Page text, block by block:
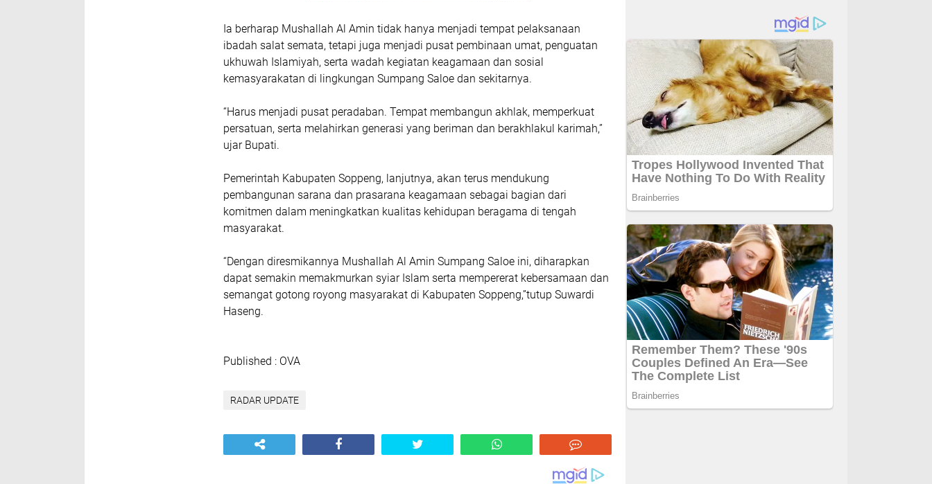
Ia berharap Mushallah Al Amin tidak hanya menjadi tempat pelaksanaan
ibadah salat semata, tetapi juga menjadi pusat pembinaan umat, penguatan
ukhuwah Islamiyah, serta wadah kegiatan keagamaan dan sosial
kemasyarakatan di lingkungan Sumpang Saloe dan sekitarnya.
“Harus menjadi pusat peradaban. Tempat membangun akhlak, memperkuat
persatuan, serta melahirkan generasi yang beriman dan berakhlakul karimah,”
ujar Bupati.
Pemerintah Kabupaten Soppeng, lanjutnya, akan terus mendukung
pembangunan sarana dan prasarana keagamaan sebagai bagian dari
komitmen dalam meningkatkan kualitas kehidupan beragama di tengah
masyarakat.
“Dengan diresmikannya Mushallah Al Amin Sumpang Saloe ini, diharapkan
dapat semakin memakmurkan syiar Islam serta mempererat kebersamaan dan
semangat gotong royong masyarakat di Kabupaten Soppeng,”tutup Suwardi
Haseng.
Published : OVA
RADAR UPDATE